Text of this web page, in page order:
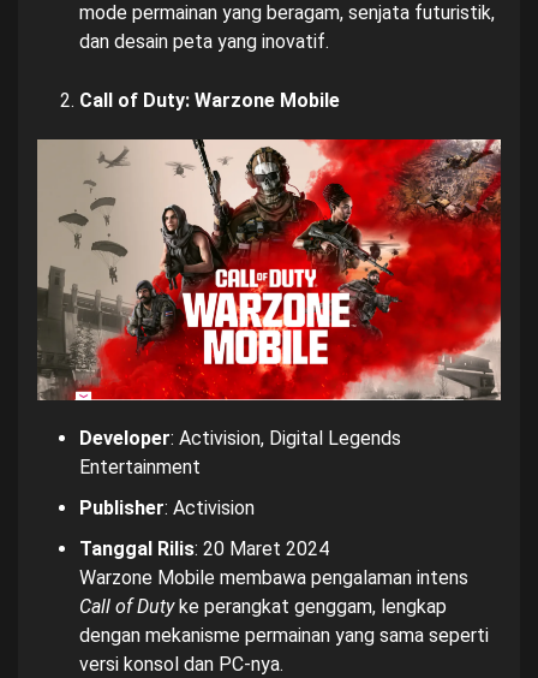
mode permainan yang beragam, senjata futuristik,
dan desain peta yang inovatif.
Call of Duty: Warzone Mobile
Developer: Activision, Digital Legends
Entertainment
Publisher: Activision
Tanggal Rilis: 20 Maret 2024
Warzone Mobile membawa pengalaman intens
Call of Dutyke perangkat genggam, lengkap
dengan mekanisme permainan yang sama seperti
versi konsol dan PC-nya.